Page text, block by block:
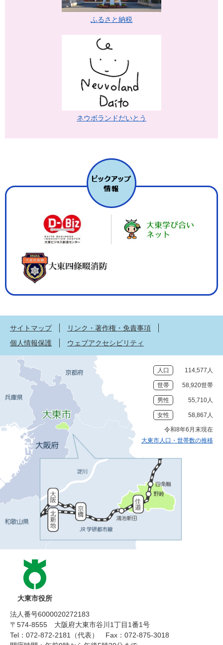
ふるさと納税
ネウボランドだいとう
サイトマップ
リンク・著作権・免責事項
個人情報保護
ウェブアクセシビリティ
人口 114,577人
世帯 58,920世帯
男性 55,710人
女性 58,867人
令和8年6月末現在
大東市人口・世帯数の推移
大東市役所
法人番号6000020272183
〒574-8555 大阪府大東市谷川1丁目1番1号
Tel：072-872-2181（代表）
Fax：072-875-3018